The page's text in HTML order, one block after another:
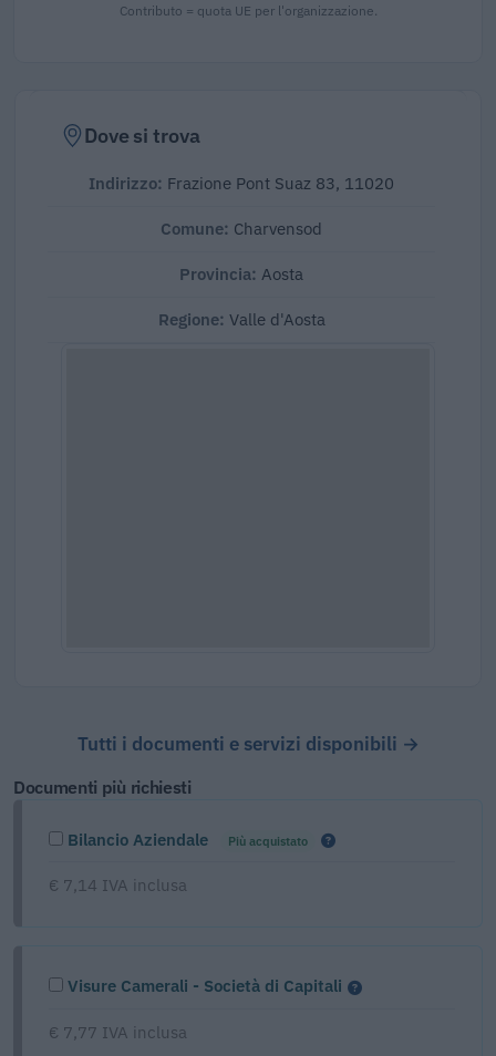
Contributo = quota UE per l'organizzazione.
Dove si trova
Indirizzo: Frazione Pont Suaz 83, 11020
Comune: Charvensod
Provincia: Aosta
Regione: Valle d'Aosta
Tutti i documenti e servizi disponibili →
Documenti più richiesti
Bilancio Aziendale Più acquistato
€ 7,14 IVA inclusa
Visure Camerali - Società di Capitali
€ 7,77 IVA inclusa